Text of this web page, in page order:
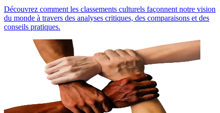
Découvrez comment les classements culturels façonnent notre vision
du monde à travers des analyses critiques, des comparaisons et des
conseils pratiques.